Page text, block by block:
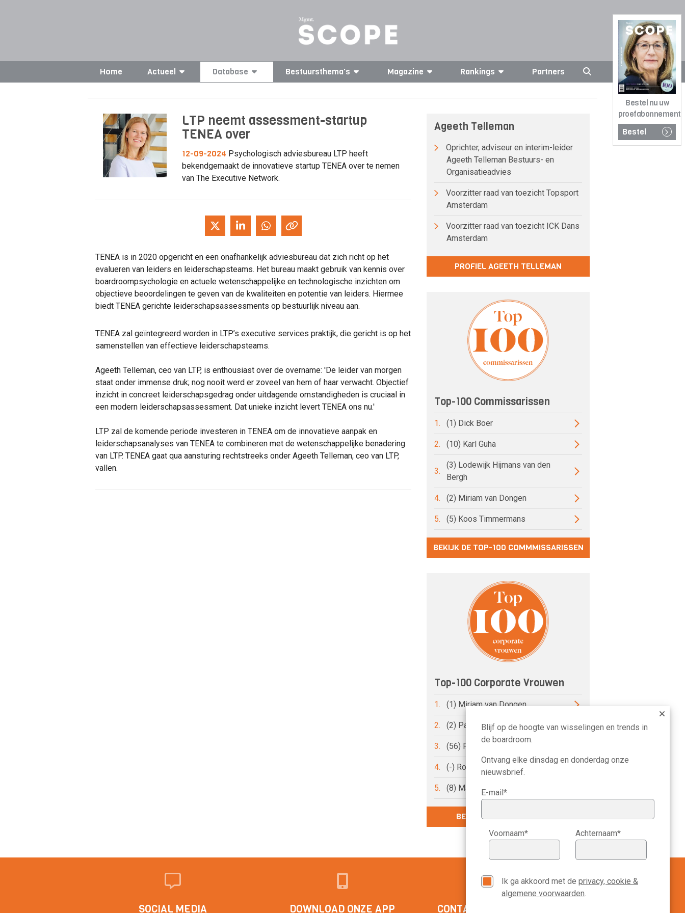
Bestel nu uw
proefabonnement
Bestel
Home Actueel Database Bestuursthema's Magazine Rankings Partners
LTP neemt assessment-startup
TENEA over
12-09-2024 Psychologisch adviesbureau LTP heeft
bekendgemaakt de innovatieve startup TENEA over te nemen
van The Executive Network.
TENEA is in 2020 opgericht en een onafhankelijk adviesbureau dat zich richt op het
evalueren van leiders en leiderschapsteams. Het bureau maakt gebruik van kennis over
boardroompsychologie en actuele wetenschappelijke en technologische inzichten om
objectieve beoordelingen te geven van de kwaliteiten en potentie van leiders. Hiermee
biedt TENEA gerichte leiderschapsassessments op bestuurlijk niveau aan.
TENEA zal geïntegreerd worden in LTP’s executive services praktijk, die gericht is op het
samenstellen van effectieve leiderschapsteams.
Ageeth Telleman, ceo van LTP, is enthousiast over de overname: 'De leider van morgen
staat onder immense druk; nog nooit werd er zoveel van hem of haar verwacht. Objectief
inzicht in concreet leiderschapsgedrag onder uitdagende omstandigheden is cruciaal in
een modern leiderschapsassessment. Dat unieke inzicht levert TENEA ons nu.'
LTP zal de komende periode investeren in TENEA om de innovatieve aanpak en
leiderschapsanalyses van TENEA te combineren met de wetenschappelijke benadering
van LTP. TENEA gaat qua aansturing rechtstreeks onder Ageeth Telleman, ceo van LTP,
vallen.
Ageeth Telleman
Oprichter, adviseur en interim-leider
Ageeth Telleman Bestuurs- en
Organisatieadvies
Voorzitter raad van toezicht Topsport
Amsterdam
Voorzitter raad van toezicht ICK Dans
Amsterdam
PROFIEL AGEETH TELLEMAN
Top-100 Commissarissen
1. (1) Dick Boer
2. (10) Karl Guha
3.
(3) Lodewijk Hijmans van den
Bergh
4. (2) Miriam van Dongen
5. (5) Koos Timmermans
BEKIJK DE TOP-100 COMMMISSARISSEN
Top-100 Corporate Vrouwen
1. (1) Miriam van Dongen
2. (2) Pauline van der Meer Mohr
3. (56) Petri Hofsté
4. (-) Roelien Ritsema van Eck
5. (8) Marike Bonhof
BEKIJK DE VOLLEDIGE LIJST
Blijf op de hoogte van wisselingen en trends in
de boardroom.
Ontvang elke dinsdag en donderdag onze
nieuwsbrief.
E-mail*
Voornaam* Achternaam*
Ik ga akkoord met de privacy, cookie &
algemene voorwaarden.
SOCIAL MEDIA DOWNLOAD ONZE APP CONTACT MANAGEMENT SCOPE